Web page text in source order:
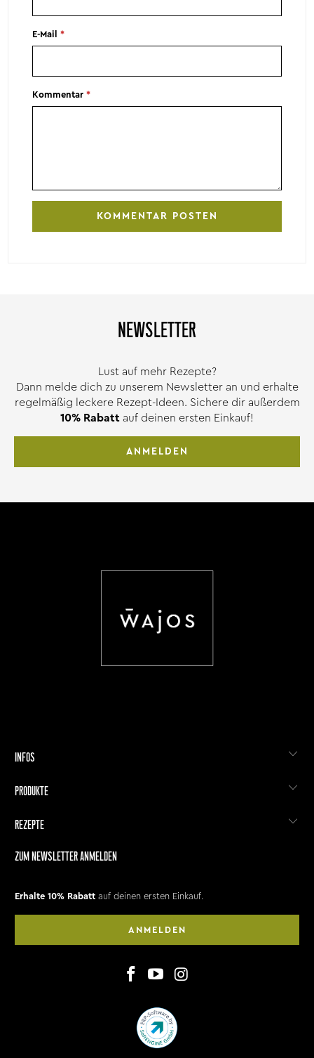
E-Mail*
Kommentar*
NEWSLETTER
Lust auf mehr Rezepte?
Dann melde dich zu unserem Newsletter an und erhalte
regelmäßig leckere Rezept-Ideen. Sichere dir außerdem
10% Rabatt auf deinen ersten Einkauf!
ANMELDEN
INFOS
PRODUKTE
REZEPTE
ZUM NEWSLETTER ANMELDEN
Erhalte 10% Rabatt auf deinen ersten Einkauf.
ANMELDEN